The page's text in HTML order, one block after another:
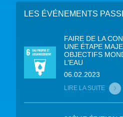
LES ÉVÉNEMENTS
FAIRE DE LA
UNE ÉTAPE
OBJECTIFS
L’EAU
06.02.2023
LIRE LA SUITE